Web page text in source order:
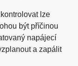
lze
být příčinou
napájecí
a zapálit